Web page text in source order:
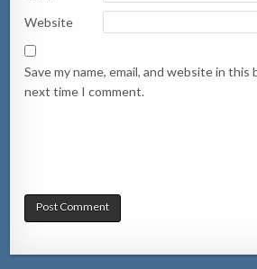
Website
Save my name, email, and website in
next time I comment.